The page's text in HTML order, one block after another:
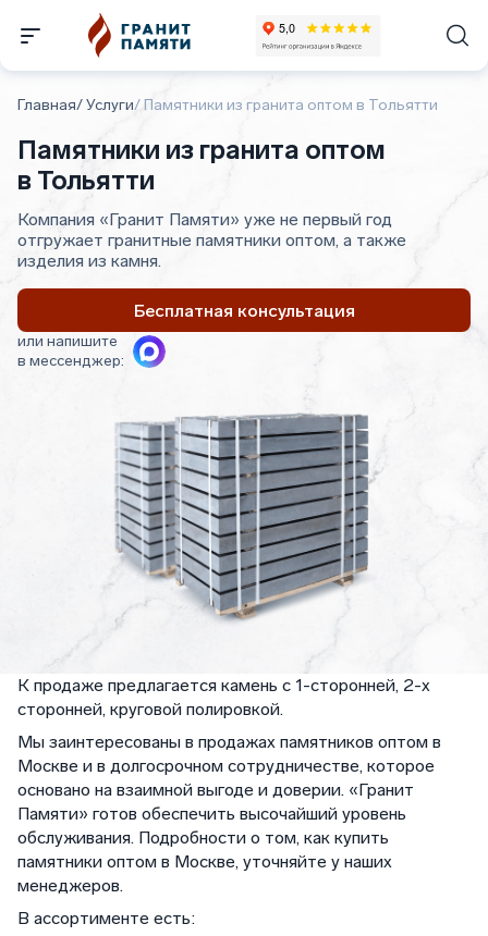
Главная/Услуги/Памятники из гранита оптом в Тольятти
Памятники из гранита оптом
в Тольятти
Компания «Гранит Памяти» уже не первый год
отгружает гранитные памятники оптом, а также
изделия из камня.
Бесплатная консультация
или напишите
в мессенджер:
К продаже предлагается камень с 1-сторонней, 2-х
сторонней, круговой полировкой.
Мы заинтересованы в продажах памятников оптом в
Москве и в долгосрочном сотрудничестве, которое
основано на взаимной выгоде и доверии. «Гранит
Памяти» готов обеспечить высочайший уровень
обслуживания. Подробности о том, как купить
памятники оптом в Москве, уточняйте у наших
менеджеров.
В ассортименте есть: